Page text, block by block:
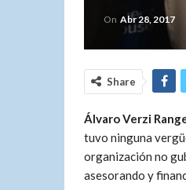
On Abr 28, 2017
Share
Álvaro Verzi
tuvo ninguna
organización no
asesorando y